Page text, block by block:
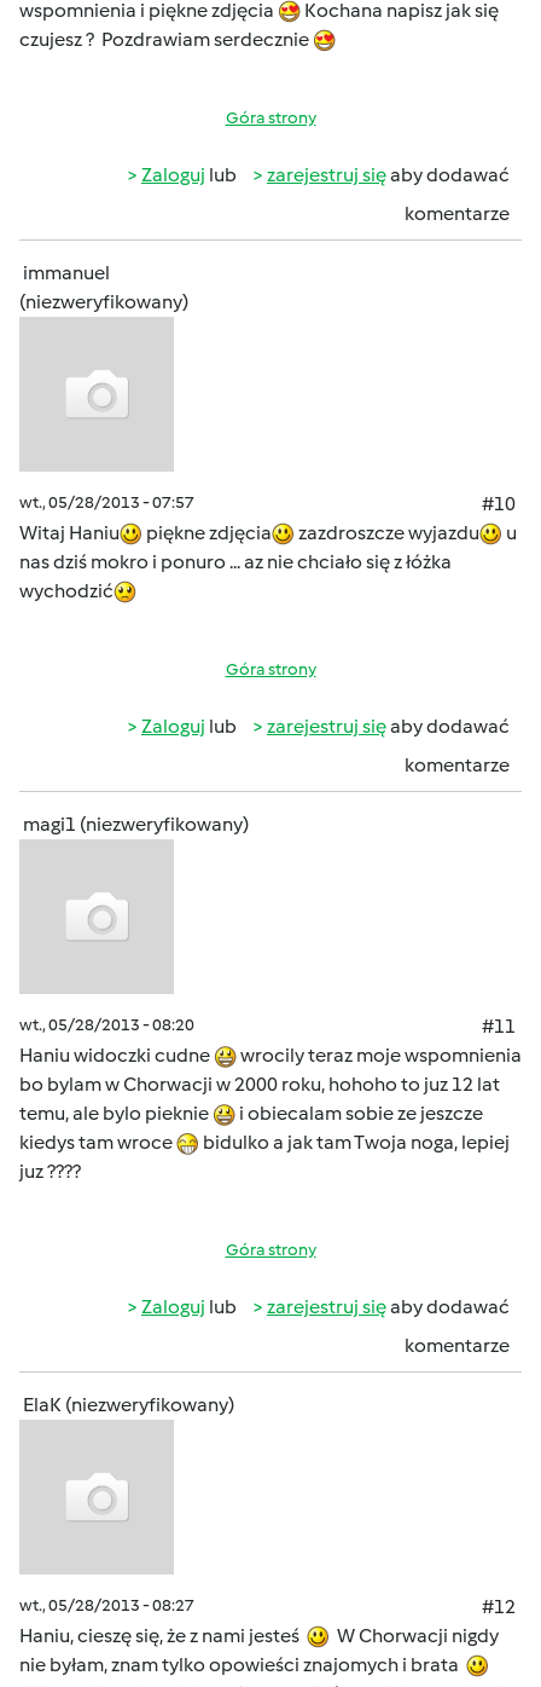
wspomnienia i piękne zdjęcia
Kochana napisz jak się
czujesz ? Pozdrawiam serdecznie
Góra strony
Zaloguj lub zarejestruj sięaby dodawać
komentarze
immanuel
(niezweryfikowany)
wt., 05/28/2013 - 07:57
#10
Witaj Haniu
piękne zdjęcia zazdroszcze wyjazdu
u
nas dziś mokro i ponuro ... az nie chciało się z łóżka
wychodzić
Góra strony
Zaloguj lub zarejestruj sięaby dodawać
komentarze
magi1 (niezweryfikowany)
wt., 05/28/2013 - 08:20
#11
Haniu widoczki cudne
wrocily teraz moje wspomnienia
bo bylam w Chorwacji w 2000 roku, hohoho to juz 12 lat
temu, ale bylo pieknie
i obiecalam sobie ze jeszcze
kiedys tam wroce
bidulko a jak tam Twoja noga, lepiej
juz ????
Góra strony
Zaloguj lub zarejestruj sięaby dodawać
komentarze
ElaK (niezweryfikowany)
wt., 05/28/2013 - 08:27
#12
Haniu, cieszę się, że z nami jesteś
W Chorwacji nigdy
nie byłam, znam tylko opowieści znajomych i brata